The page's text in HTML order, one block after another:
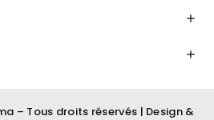


– Tous droits réservés | Design &